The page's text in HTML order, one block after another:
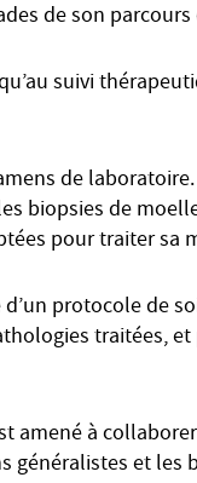
de son parcours
suivi
de
biopsies de
pour traiter sa
protocole de
traitées,
amené à
généralistes et les